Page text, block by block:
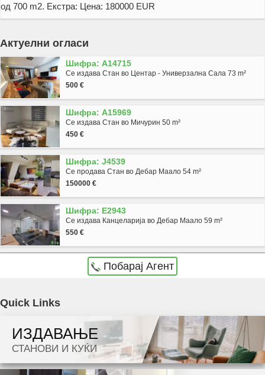
од 700 m2. Екстра: Цена: 180000 EUR
Актуелни огласи
Шифра: A14715
Се издава Стан во Центар - Универзална Сала 73 m²
500 €
Шифра: A15969
Се издава Стан во Мичурин 50 m²
450 €
Шифра: J4539
Се продава Стан во Дебар Маало 54 m²
150000 €
Шифра: E2943
Се издава Канцеларија во Дебар Маало 59 m²
550 €
Побарај Агент
Dokolku barate stan, kuka, deloven prostor ova e vistinskoto mesto da ja zapocnete vasata
Quick Links
ИЗДАВАЊЕ
СТАНОВИ И КУЌИ